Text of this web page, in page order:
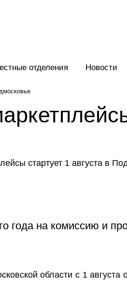
отделения Новости
года на комиссию и
области с 1 августа